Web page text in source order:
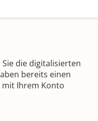
die digitalisierten
bereits einen
mit Ihrem Konto